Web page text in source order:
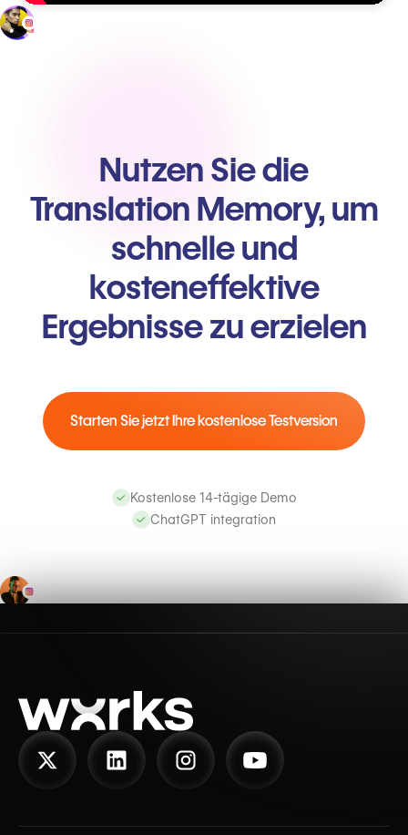
Nutzen Sie die
Translation Memory, um
schnelle und
kosteneffektive
Ergebnisse zu erzielen
Starten Sie jetzt Ihre kostenlose Testversion
Kostenlose 14-tägige Demo
ChatGPT integration